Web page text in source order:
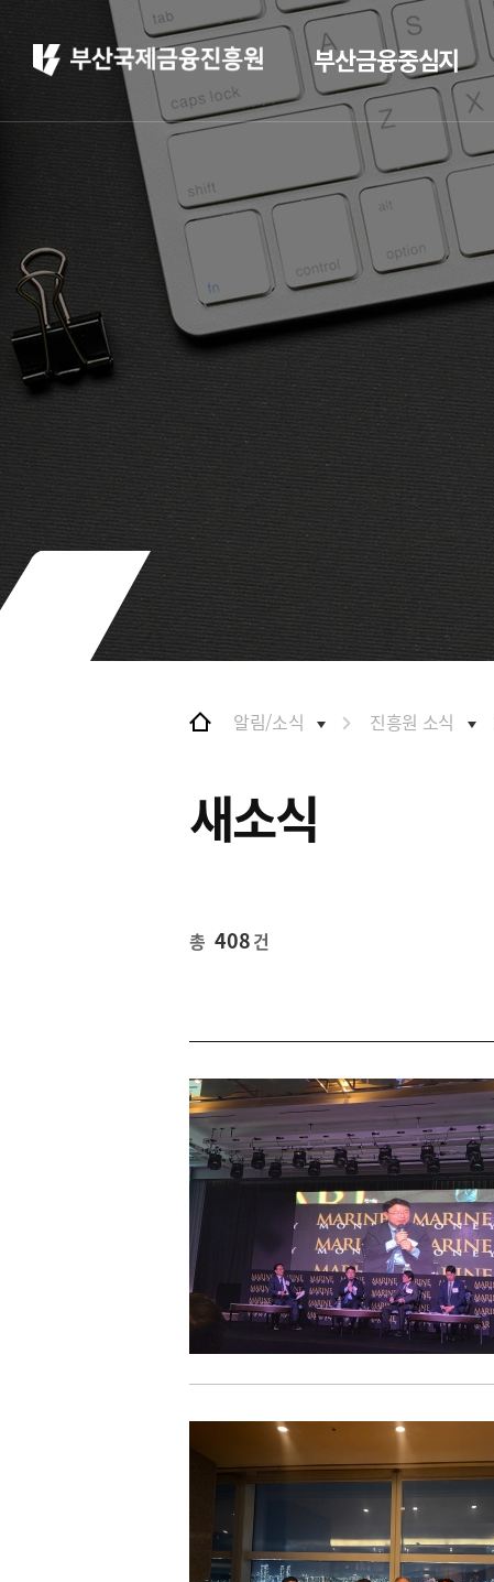
부산 소개
부산소개
주요 산업현황
정주환경
협력
해외금융도시협력
사원기관
유관기관
보고서
2026
2025
2024
2023
2020
부산금융중심지
부산 소개
부산소개
주요 산업현황
정주환경
홍보
홍보 브로슈어
부산금융중심지 소
개
부산금융중심지 정책
금융중심지 지정경과
및 특화금융중심지
금융생태계 조성
BIFC 입주환경 소개
인센티브 및 관련법규
협력
해외금융도시협력
알림/소식 진흥원 소식
새소식
총 408건